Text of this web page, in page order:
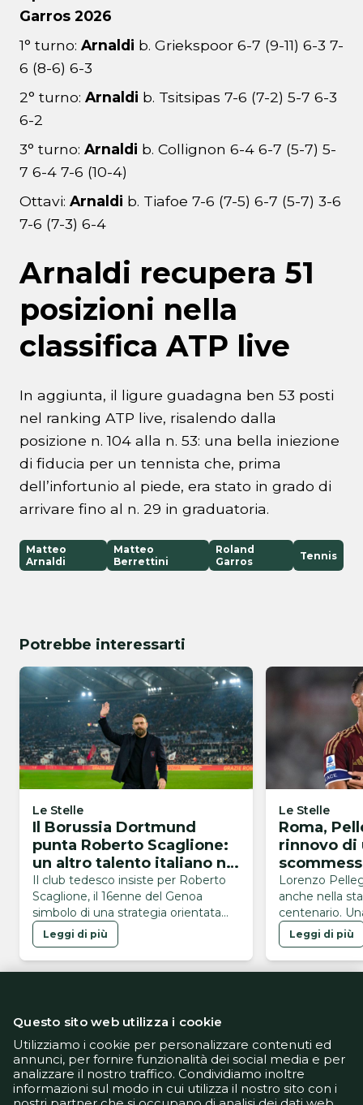
Garros 2026
1° turno: Arnaldi b. Griekspoor 6-7 (9-11) 6-3 7-
6 (8-6) 6-3
2° turno: Arnaldi b. Tsitsipas 7-6 (7-2) 5-7 6-3
6-2
3° turno: Arnaldi b. Collignon 6-4 6-7 (5-7) 5-
7 6-4 7-6 (10-4)
Ottavi: Arnaldi b. Tiafoe 7-6 (7-5) 6-7 (5-7) 3-6
7-6 (7-3) 6-4
Arnaldi recupera 51
posizioni nella
classifica ATP live
In aggiunta, il ligure guadagna ben 53 posti
nel ranking ATP live, risalendo dalla
posizione n. 104 alla n. 53: una bella iniezione
di fiducia per un tennista che, prima
dell’infortunio al piede, era stato in grado di
arrivare fino al n. 29 in graduatoria.
Matteo
Arnaldi
Matteo
Berrettini
Roland
Garros
Tennis
Potrebbe interessarti
Le Stelle
Il Borussia Dortmund
punta Roberto Scaglione:
un altro talento italiano nel
mirino
Il club tedesco insiste per Roberto
Scaglione, il 16enne del Genoa
simbolo di una strategia orientata
alla valorizzazione dei giovani
Leggi di più
Le Stelle
Roma,
rinnovo di
Lorenzo
anche nella
centenario.
valore
giallorosso,
ha firmato il
soprattutto
Leggi di più
Informativa Privacy
Informativa Cookie
Questo sito web utilizza i cookie
Utilizziamo i cookie per personalizzare contenuti ed
annunci, per fornire funzionalità dei social media e per
analizzare il nostro traffico. Condividiamo inoltre
informazioni sul modo in cui utilizza il nostro sito con i